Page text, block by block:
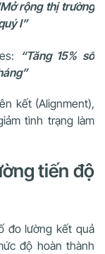
rộng thị trường
I”
“Tăng 15% số
kết (Alignment),
tình trạng làm
tiến độ
đo lường kết quả
độ hoàn thành